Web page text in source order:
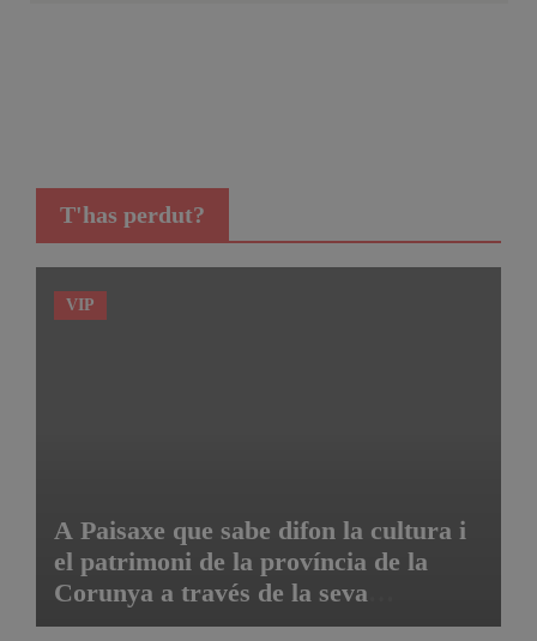
T'has perdut?
VIP
A Paisaxe que sabe difon la cultura i
el patrimoni de la província de la
Corunya a través de la seva
gastronomia